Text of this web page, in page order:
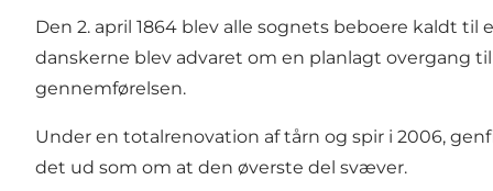
Den 2. april 1864 blev alle sognets beboere kaldt
danskerne blev advaret om en planlagt overgang
gennemførelsen.
Under en totalrenovation af tårn og spir i 2006,
det ud som om at den øverste del svæver.